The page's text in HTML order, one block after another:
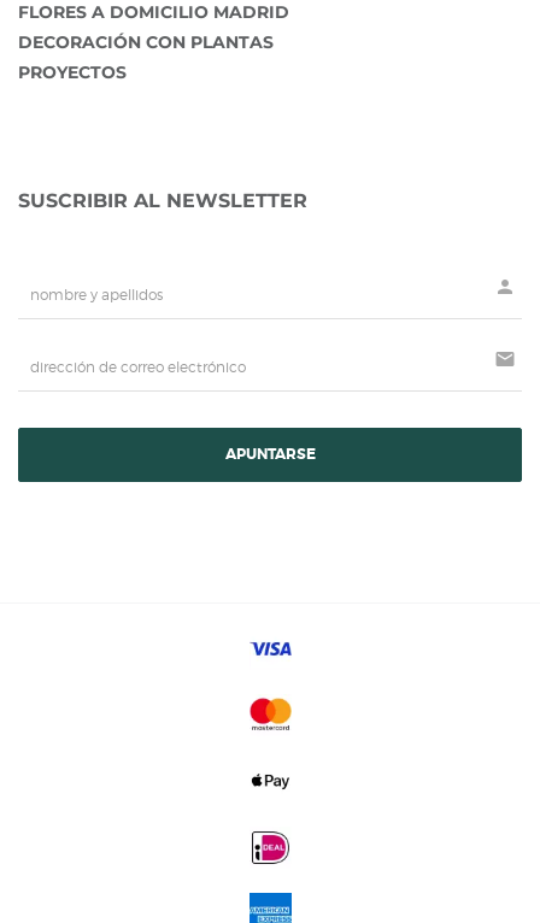
FLORES A DOMICILIO MADRID
DECORACIÓN CON PLANTAS
PROYECTOS
SUSCRIBIR AL NEWSLETTER
person
mail
APUNTARSE